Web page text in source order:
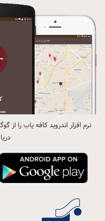
نرم افزار اندروید کافه یاب را از